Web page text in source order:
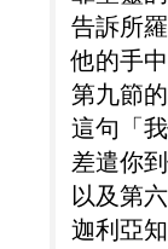
告訴所
他的手
第九節
這句「
差遣你
以及第
迦利亞